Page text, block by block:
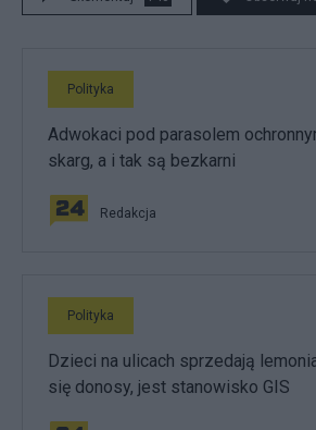
Polityka
Adwokaci pod parasolem
skarg, a i tak są bezkarni
Redakcja
Polityka
Dzieci na ulicach sprzedają
się donosy, jest stanowisko GIS